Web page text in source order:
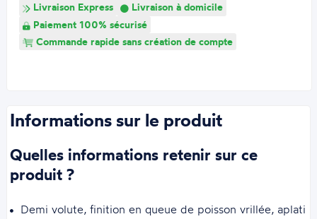
Livraison Express
Livraison à domicile
Paiement 100% sécurisé
Commande rapide sans création de compte
Informations sur le produit
Quelles informations retenir sur ce
produit ?
Demi volute, finition en queue de poisson vrillée, aplati